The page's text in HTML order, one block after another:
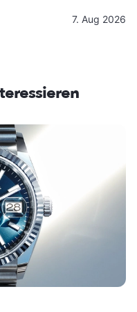
7. Aug 2026